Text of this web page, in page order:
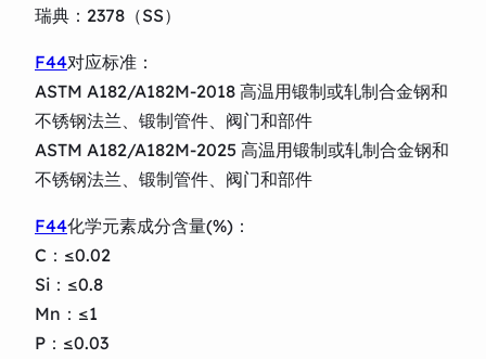
瑞典：2378（SS）
F44对应标准：
ASTM A182/A182M-2018 高温用锻制或轧制合金钢和
不锈钢法兰、锻制管件、阀门和部件
ASTM A182/A182M-2025 高温用锻制或轧制合金钢和
不锈钢法兰、锻制管件、阀门和部件
F44化学元素成分含量(%)：
C：≤0.02
Si：≤0.8
Mn：≤1
P：≤0.03